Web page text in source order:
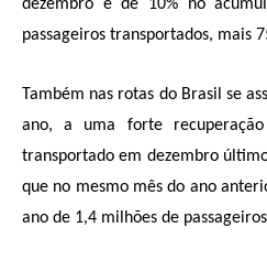
dezembro e de 10% no
passageiros transportados, mais
Também nas rotas do Brasil se
ano, a uma forte
transportado em dezembro
que no mesmo mês do ano
ano de 1,4 milhões de